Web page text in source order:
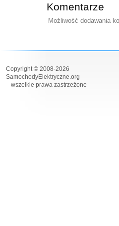
Komentarze
Możliwość dodawania
Copyright © 2008-2026
SamochodyElektryczne.org
– wszelkie prawa zastrzeżone